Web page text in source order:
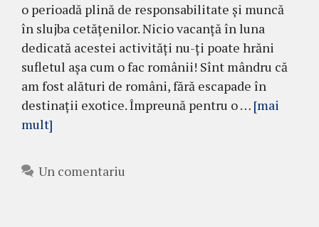
o perioadă plină de responsabilitate și muncă
în slujba cetățenilor. Nicio vacanță în luna
dedicată acestei activități nu-ți poate hrăni
sufletul așa cum o fac românii! Sînt mândru că
am fost alături de români, fără escapade în
destinații exotice. Împreună pentru o … [mai
mult]
Un comentariu